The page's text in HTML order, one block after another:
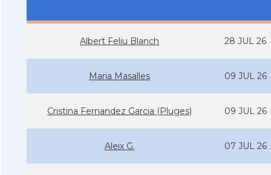
Albert Feliu Blanch 28 JUL 26
Maria Masalles 09 JUL 26
Cristina Fernandez Garcia (Pluges) 09 JUL 26
Aleix G. 07 JUL 26